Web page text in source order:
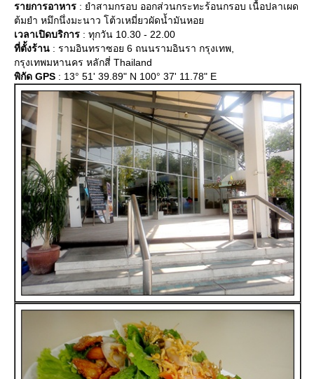
รายการอาหาร : ยำสามกรอบ ออกส่วนกระทะร้อนกรอบ เนื้อปลาเผด
ต้มยำ หมึกนึ่งมะนาว โต้วเหมี่ยวผัดน้ำมันหอ
เวลาเปิดบริการ : ทุกวัน 10.30 - 22.00
ที่ตั้งร้าน : รามอินทราซอย 6 ถนนรามอินรา กรุงเทพ,
กรุงเทพมหานคร หลักสี่ Thailand
พิกัด GPS : 13° 51' 39.89" N 100° 37' 11.78" E